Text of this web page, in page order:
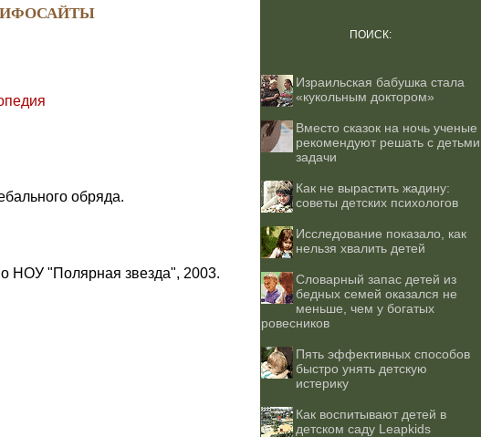
ИФОСАЙТЫ
обряда.
НОУ "Полярная звезда", 2003.
ПОИСК:
Израильская бабушка стала
«кукольным доктором»
Вместо сказок на ночь ученые
рекомендуют решать с детьми
задачи
Как не вырастить жадину:
советы детских психологов
Исследование показало, как
нельзя хвалить детей
Словарный запас детей из
бедных семей оказался не
меньше, чем у богатых
ровесников
Пять эффективных способов
быстро унять детскую
истерику
Как воспитывают детей в
детском саду Leapkids